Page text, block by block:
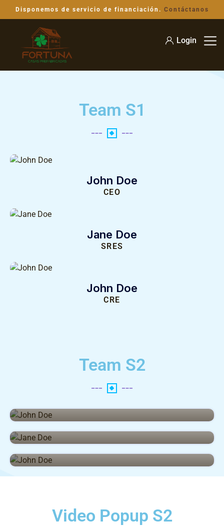
Disponemos de servicio de financiación. Contáctanos
Login
Team S1
John Doe
CEO
Jane Doe
SRES
John Doe
CRE
Team S2
John Doe
Jane Doe
John Doe
Video Popup S2